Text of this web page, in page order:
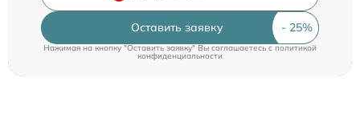
Оставить заявку
Нажимая на кнопку "Оставить заявку" Вы соглашаетесь cполитикой
конфиденциальности